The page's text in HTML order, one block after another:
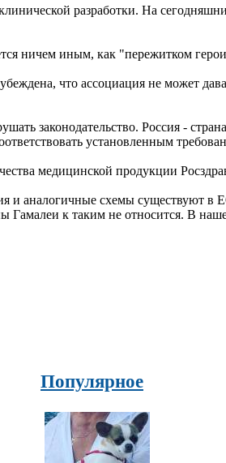
разработки. На
ничем иным, как "пережитком
что ассоциация не может
законодательство. Россия -
установленным
медицинской продукции
и аналогичные схемы
к таким не относится. В
Популярное